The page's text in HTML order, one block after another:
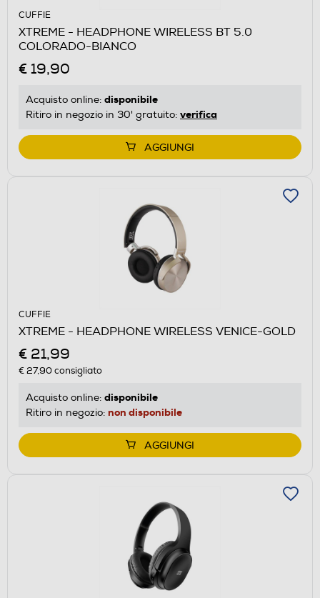
CUFFIE
XTREME - HEADPHONE WIRELESS BT 5.0
COLORADO-BIANCO
€ 19,90
Acquisto online: disponibile
Ritiro in negozio in 30' gratuito: verifica
AGGIUNGI
CUFFIE
XTREME - HEADPHONE WIRELESS VENICE-GOLD
€ 21,99
€ 27,90consigliato
Acquisto online: disponibile
Ritiro in negozio: non disponibile
AGGIUNGI